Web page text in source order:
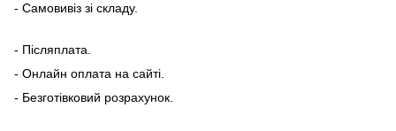
- Самовивіз зі складу.
- Післяплата.
- Онлайн оплата на сайті.
- Безготівковий розрахунок.